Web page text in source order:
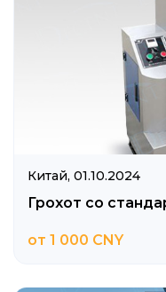
Китай, 01.10.2024
Грохот со
от 1 000 CNY